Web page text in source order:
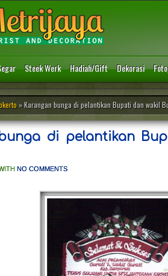
Steek Werk Hadiah/Gift Dekorasi
» Karangan bunga di pelantikan Bupati dan wakil
di pelantikan
NO COMMENTS